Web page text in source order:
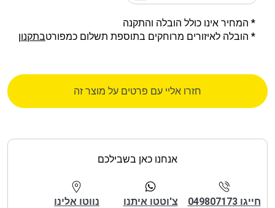
* המחיר אינו כולל הובלה והתקנה
* הובלה לאיזורים מרוחקים בתוספת תשלום כמפורטבתקנון
חזרו אליי עם פרטים על מוצר זה
אנחנו כאן בשבילכם
חייגו 049807173 צ'וטטו איתנו נווטו אלינו